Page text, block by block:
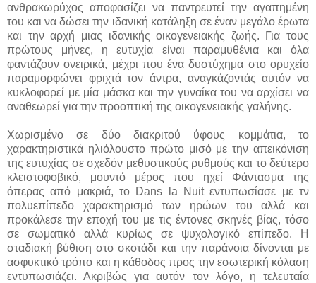
ανθρακωρύχος αποφασίζει να παντρευτεί την αγαπημένη
του και να δώσει την ιδανική κατάληξη σε έναν μεγάλο έρωτα
και την αρχή μιας ιδανικής οικογενειακής ζωής. Για τους
πρώτους μήνες, η ευτυχία είναι παραμυθένια και όλα
φαντάζουν ονειρικά, μέχρι που ένα δυστύχημα στο ορυχείο
παραμορφώνει φριχτά τον άντρα, αναγκάζοντάς αυτόν να
κυκλοφορεί με μία μάσκα και την γυναίκα του να αρχίσει να
αναθεωρεί για την προοπτική της οικογενειακής γαλήνης.
Χωρισμένο σε δύο διακριτού ύφους κομμάτια, το
χαρακτηριστικά ηλιόλουστο πρώτο μισό με την απεικόνιση
της ευτυχίας σε σχεδόν μεθυστικούς ρυθμούς και το δεύτερο
κλειστοφοβικό, μουντό μέρος που ηχεί Φάντασμα της
όπερας από μακριά, το Dans la Nuit εντυπωσίασε με τν
πολυεπίπεδο χαρακτηρισμό των ηρώων του αλλά και
προκάλεσε την εποχή του με τις έντονες σκηνές βίας, τόσο
σε σωματικό αλλά κυρίως σε ψυχολογικό επίπεδο. Η
σταδιακή βύθιση στο σκοτάδι και την παράνοια δίνονται με
ασφυκτικό τρόπο και η κάθοδος προς την εσωτερική κόλαση
εντυπωσιάζει. Ακριβώς για αυτόν τον λόγο, η τελευταία